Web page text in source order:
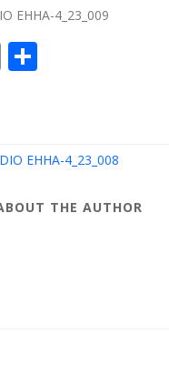
EHHA-4_23_009
Email
EHHA-4_23_008
THE AUTHOR